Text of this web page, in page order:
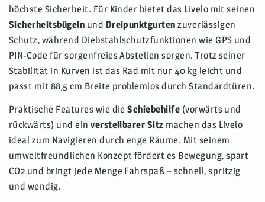
höchste Sicherheit. Für Kinder bietet das Livelo mit seinen
Sicherheitsbügeln und Dreipunktgurten zuverlässigen
Schutz, während Diebstahlschutzfunktionen wie GPS und
PIN-Code für sorgenfreies Abstellen sorgen. Trotz seiner
Stabilität in Kurven ist das Rad mit nur 40 kg leicht und
passt mit 88,5 cm Breite problemlos durch Standardtüren.
Praktische Features wie dieSchiebehilfe (vorwärts und
rückwärts) und einverstellbarer Sitz machen das Livelo
ideal zum Navigieren durch enge Räume. Mit seinem
umweltfreundlichen Konzept fördert es Bewegung, spart
CO2 und bringt jede Menge Fahrspaß – schnell, spritzig
und wendig.